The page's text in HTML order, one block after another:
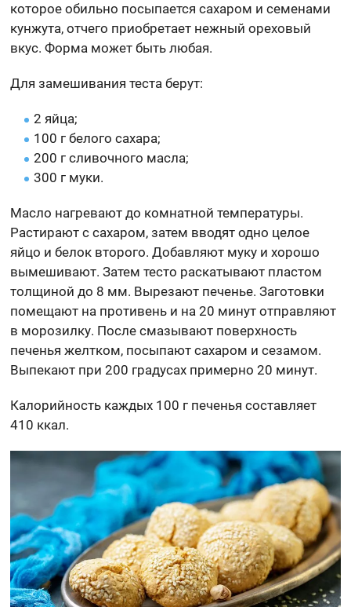
которое обильно посыпается сахаром и семенами
кунжута, отчего приобретает нежный ореховый
вкус. Форма может быть любая.
Для замешивания теста берут:
2 яйца;
100 г белого сахара;
200 г сливочного масла;
300 г муки.
Масло нагревают до комнатной температуры.
Растирают с сахаром, затем вводят одно целое
яйцо и белок второго. Добавляют муку и хорошо
вымешивают. Затем тесто раскатывают пластом
толщиной до 8 мм. Вырезают печенье. Заготовки
помещают на противень и на 20 минут отправляют
в морозилку. После смазывают поверхность
печенья желтком, посыпают сахаром и сезамом.
Выпекают при 200 градусах примерно 20 минут.
Калорийность каждых 100 г печенья составляет
410 ккал.